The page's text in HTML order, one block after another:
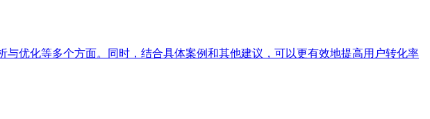
优化等多个方面。同时，结合具体案例和其他建议，可以更有效地提高用户转化率